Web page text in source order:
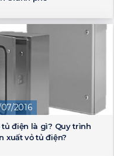
2016
tủ điện là gì? Quy trình
xuất vỏ tủ điện?